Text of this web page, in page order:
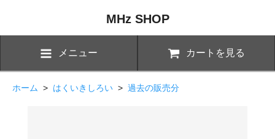
MHz SHOP
メニュー カートを見る
ホーム > はくいきしろい > 過去の販売分